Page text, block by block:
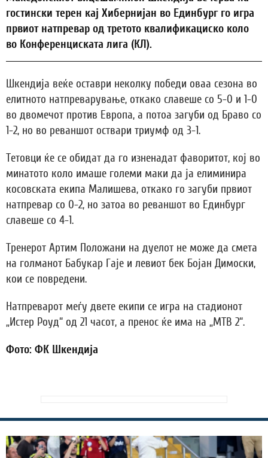
гостински терен кај Хибернијан во Единбург го игра
првиот натпревар од третото квалификациско коло
во Конференциската лига (КЛ).
Шкендија веќе оставри неколку победи оваа сезона во
елитното натпреварување, откако славеше со 5-0 и 1-0
во двомечот против Европа, а потоа загуби од Браво со
1-2, но во реваншот оствари триумф од 3-1.
Тетовци ќе се обидат да го изненадат фаворитот, кој во
минатото коло имаше големи маки да ја елиминира
косовската екипа Малишева, откако го загуби првиот
натпревар со 0-2, но затоа во реваншот во Единбург
славеше со 4-1.
Тренерот Артим Положани на дуелот не може да смета
на голманот Бабукар Гаје и левиот бек Бојан Димоски,
кои се повредени.
Натпреварот меѓу двете екипи се игра на стадионот
„Истер Роуд“ од 21 часот, а пренос ќе има на „МТВ 2“.
Фото: ФК Шкендија